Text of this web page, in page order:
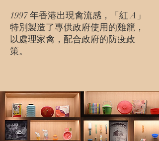
1997 年香港出現禽流感，「紅 A」
特別製造了專供政府使用的雞籠，
以處理家禽，配合政府的防疫政
策。